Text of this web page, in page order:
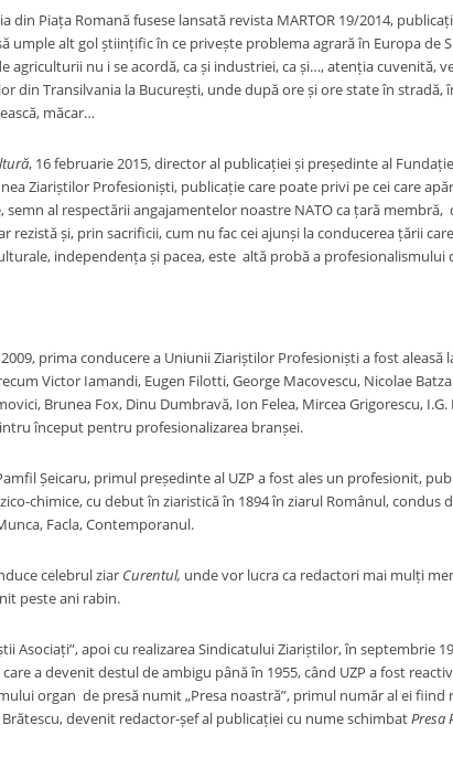
din Piața Romană fusese lansată revista MARTOR 19/2014,
umple alt gol științific în ce privește problema agrară în Europa de
nu i se acordă, ca și industriei, ca și…, atenția cuvenită,
din Transilvania la București, unde după ore și ore state în
măcar…
, 16 februarie 2015, director al publicației și președinte al
Ziariștilor Profesioniști, publicație care poate privi pe cei care
al respectării angajamentelor noastre NATO ca țară membră,
și, prin sacrificii, cum nu fac cei ajunși la conducerea țării
independența și pacea, este altă probă a profesionalismului
prima conducere a Uniunii Ziariștilor Profesioniști a fost aleasă
Victor Iamandi, Eugen Filotti, George Macovescu, Nicolae
Brunea Fox, Dinu Dumbravă, Ion Felea, Mircea Grigorescu, I.G.
început pentru profesionalizarea branșei.
Șeicaru, primul președinte al UZP a fost ales un profesionit,
chimice, cu debut în ziaristică în 1894 în ziarul Românul, condus
Facla, Contemporanul.
celebrul ziar Curentul, unde vor lucra ca redactori mai mulți
peste ani rabin.
Asociați”, apoi cu realizarea Sindicatului Ziariștilor, în septembrie
a devenit destul de ambigu până în 1955, când UZP a fost
organ de presă numit „Presa noastră”, primul număr al ei fiind
devenit redactor-șef al publicației cu nume schimbatPresa